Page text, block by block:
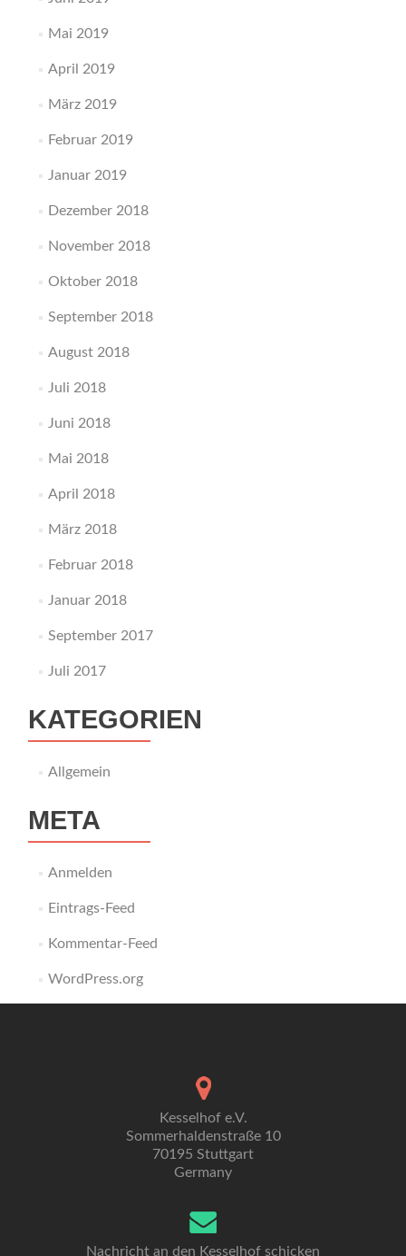
Mai 2019
April 2019
März 2019
Februar 2019
Januar 2019
Dezember 2018
November 2018
Oktober 2018
September 2018
August 2018
Juli 2018
Juni 2018
Mai 2018
April 2018
März 2018
Februar 2018
Januar 2018
September 2017
Juli 2017
KATEGORIEN
Allgemein
META
Anmelden
Eintrags-Feed
Kommentar-Feed
WordPress.org
Kesselhof e.V.
Sommerhaldenstraße 10
70195 Stuttgart
Germany
Nachricht an den Kesselhof schicken